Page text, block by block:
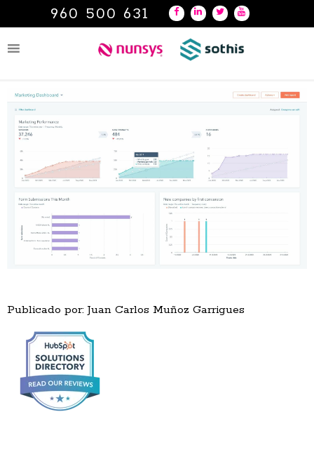
960 500 631
Publicado por: Juan Carlos Muñoz Garrigues